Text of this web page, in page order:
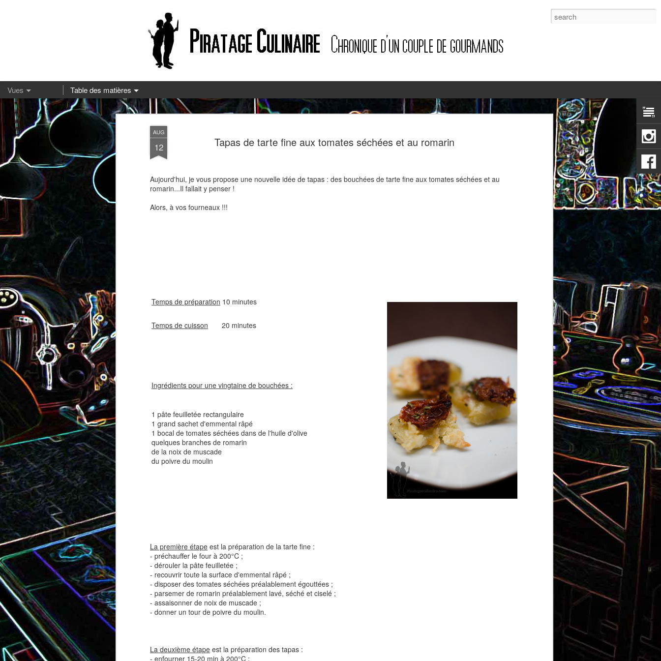
AUG
12 Tapas de tarte fine aux tomates séchées et au romarin
Aujourd'hui, je vous propose une nouvelle idée de tapas : des bouchées de tarte fine aux tomates séchées et au
romarin...Il fallait y penser !
Alors, à vos fourneaux !!!
Temps de préparation 10 minutes
Temps de cuisson 20 minutes
Ingrédients pour une vingtaine de bouchées :
1 pâte feuilletée rectangulaire
1 grand sachet d'emmental râpé
1 bocal de tomates séchées dans de l'huile d'olive
quelques branches de romarin
de la noix de muscade
du poivre du moulin
La première étape est la préparation de la tarte fine :
- préchauffer le four à 200°C ;
- dérouler la pâte feuilletée ;
- recouvrir toute la surface d'emmental râpé ;
- disposer des tomates séchées préalablement égouttées ;
- parsemer de romarin préalablement lavé, séché et ciselé ;
- assaisonner de noix de muscade ;
- donner un tour de poivre du moulin.
La deuxième étape est la préparation des tapas :
- enfourner 15-20 min à 200°C ;
Pizza à la mozzarella et à la
13
2
Pizza à la pancetta et à la
Cake à la rhubarbe
Cake au chèvre et au jambon
serrano Canistrelli aux amandes et
aux noisettes
Tatin de tomates cerises à la
tapenade
2
Tarte à la rhubarbe et aux
noisettes
Gnocchi au pesto de
pistaches
Brownie au chocolat recouvert
de marshmallows fondus Panna cotta au coulis de kiwi
2